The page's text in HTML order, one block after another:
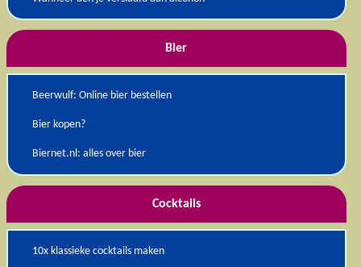
Bier
Beerwulf: Online bier bestellen
Bier kopen?
Biernet.nl: alles over bier
Cocktails
10x klassieke cocktails maken